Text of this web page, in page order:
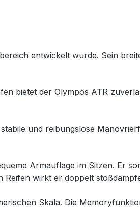
entwickelt wurde. Sein
bietet der Olympos ATR
und reibungslose
Armauflage im Sitzen. Er
Reifen wirkt er doppelt
Skala. Die